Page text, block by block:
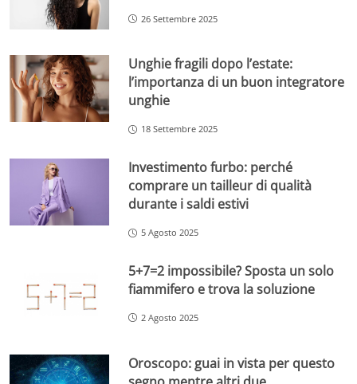
26 Settembre 2025
Unghie fragili dopo l’estate:
l’importanza di un buon integratore
unghie
18 Settembre 2025
Investimento furbo: perché
comprare un tailleur di qualità
durante i saldi estivi
5 Agosto 2025
5+7=2 impossibile? Sposta un solo
fiammifero e trova la soluzione
2 Agosto 2025
Oroscopo: guai in vista per questo